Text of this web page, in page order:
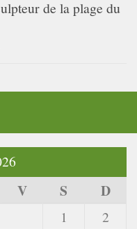
de la plage du
V S D
1
2